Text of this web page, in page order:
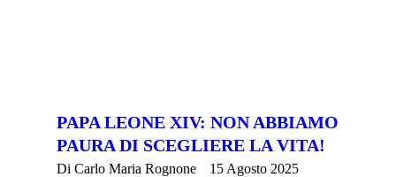
PAPA LEONE XIV: NON ABBIAMO
PAURA DI SCEGLIERE LA VITA!
Di Carlo Maria Rognone
15 Agosto 2025